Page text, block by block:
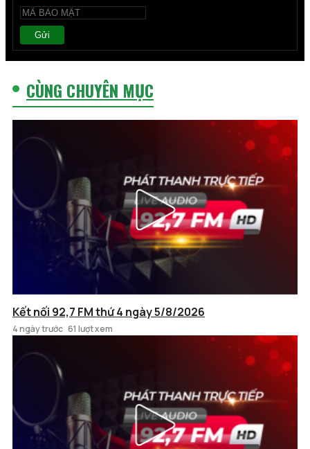
Gửi
CÙNG CHUYÊN MỤC
Kết nối 92,7 FM thứ 4 ngày 5/8/2026
4 ngày trước 61 lượt xem